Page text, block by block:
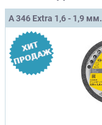
A 346 Extra 1,6 - 1,9 мм.